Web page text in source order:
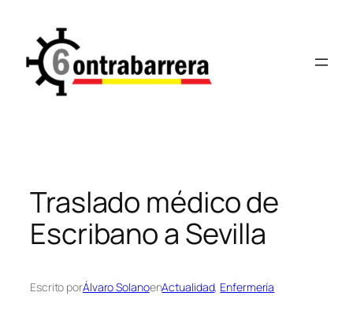
contenido
Traslado médico de
Escribano a Sevilla
Escrito porÁlvaro SolanoenActualidad, Enfermería